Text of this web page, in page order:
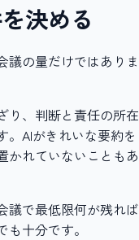
決める
議の量だけではありま
り、判断と責任の所在
。AIがきれいな要約を
かれていないこともあ
議で最低限何が残れば
十分です。